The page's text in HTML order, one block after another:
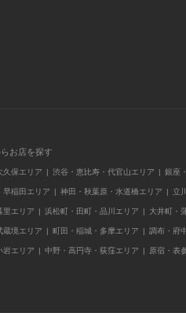
お店を探す
久保エリア 渋谷・恵比寿・代官山エリア 銀座
早稲田エリア 神田・秋葉原・水道橋エリア 立
里エリア 浜松町・田町・品川エリア 大井町・
蔵境エリア 町田・稲城・多摩エリア 調布・府
岩エリア 中野・高円寺・荻窪エリア 原宿・表